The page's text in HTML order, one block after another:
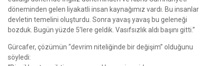
döneminden gelen liyakatli insan kaynağımız vardı. Bu insanlar
devletin temelini oluşturdu. Sonra yavaş yavaş bu geleneği
bozduk. Bugün yüzde 5’lere geldik. Vasıfsızlık aldı başını gitti.”
Gürcafer, çözümün “devrim niteliğinde bir değişim” olduğunu
söyledi: